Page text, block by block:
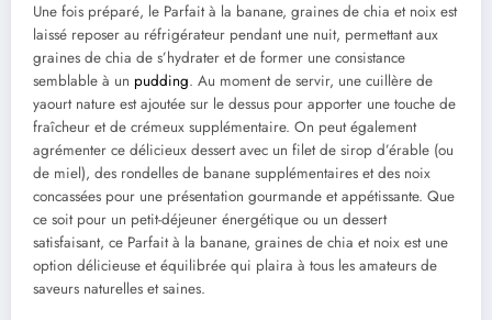
Une fois préparé, le Parfait à la banane, graines de chia et noix est
laissé reposer au réfrigérateur pendant une nuit, permettant aux
graines de chia de s’hydrater et de former une consistance
semblable à un pudding. Au moment de servir, une cuillère de
yaourt nature est ajoutée sur le dessus pour apporter une touche de
fraîcheur et de crémeux supplémentaire. On peut également
agrémenter ce délicieux dessert avec un filet de sirop d’érable (ou
de miel), des rondelles de banane supplémentaires et des noix
concassées pour une présentation gourmande et appétissante. Que
ce soit pour un petit-déjeuner énergétique ou un dessert
satisfaisant, ce Parfait à la banane, graines de chia et noix est une
option délicieuse et équilibrée qui plaira à tous les amateurs de
saveurs naturelles et saines.